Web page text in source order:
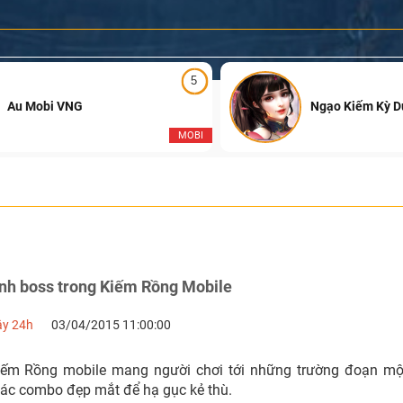
5
MOBI
Au Mobi VNG Ngạo Kiếm Kỳ
boss trong Kiếm Rồng Mobile
24h 03/04/2015 11:00:00
Rồng mobile mang người chơi tới những trường đoạn
combo đẹp mắt để hạ gục kẻ thù.